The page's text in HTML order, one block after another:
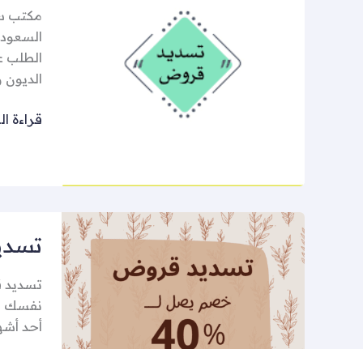
مكتب
الطلب
قراءة
نفسك
أحد أشهر
قرض
راتب